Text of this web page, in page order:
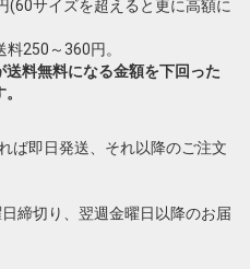
(60サイズを超えると更に高額に
250～360円。
料無料になる金額を下回った
ば即日発送、それ以降のご注文
締切り、翌週金曜日以降のお届